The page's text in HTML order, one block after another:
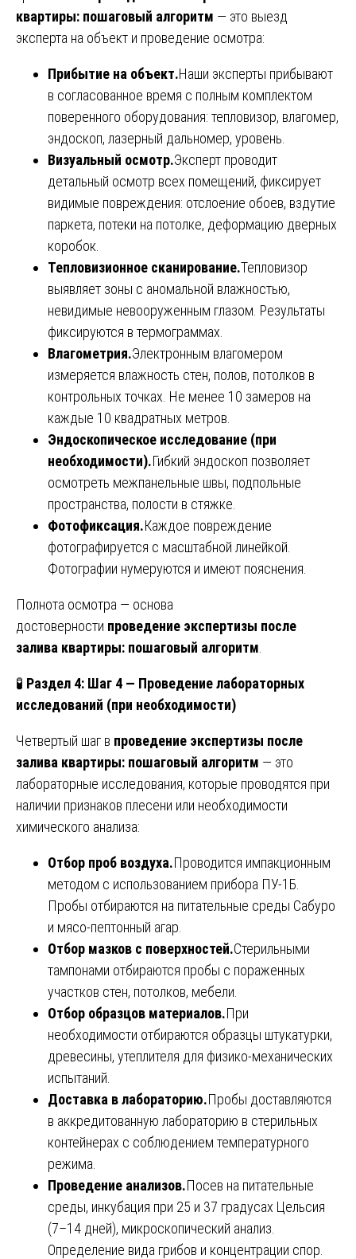
квартиры: пошаговый алгоритм — это выезд
эксперта на объект и проведение осмотра:
Прибытие на объект.Наши эксперты прибывают
в согласованное время с полным комплектом
поверенного оборудования: тепловизор, влагомер,
эндоскоп, лазерный дальномер, уровень.
Визуальный осмотр.Эксперт проводит
детальный осмотр всех помещений, фиксирует
видимые повреждения: отслоение обоев, вздутие
паркета, потеки на потолке, деформацию дверных
коробок.
Тепловизионное сканирование.Тепловизор
выявляет зоны с аномальной влажностью,
невидимые невооруженным глазом. Результаты
фиксируются в термограммах.
Влагометрия.Электронным влагомером
измеряется влажность стен, полов, потолков в
контрольных точках. Не менее 10 замеров на
каждые 10 квадратных метров.
Эндоскопическое исследование (при
необходимости).Гибкий эндоскоп позволяет
осмотреть межпанельные швы, подпольные
пространства, полости в стяжке.
Фотофиксация.Каждое повреждение
фотографируется с масштабной линейкой.
Фотографии нумеруются и имеют пояснения.
Полнота осмотра — основа
достоверности проведение экспертизы после
залива квартиры: пошаговый алгоритм
🧪 Раздел 4: Шаг 4 — Проведение лабораторных
исследований (при необходимости)
Четвертый шаг в проведение экспертизы после
залива квартиры: пошаговый алгоритм — это
лабораторные исследования, которые проводятся при
наличии признаков плесени или необходимости
химического анализа:
Отбор проб воздуха.Проводится импакционным
методом с использованием прибора ПУ-1Б.
Пробы отбираются на питательные среды Сабуро
и мясо-пептонный агар.
Отбор мазков с поверхностей.Стерильными
тампонами отбираются пробы с пораженных
участков стен, потолков, мебели.
Отбор образцов материалов.При
необходимости отбираются образцы штукатурки,
древесины, утеплителя для физико-механических
испытаний.
Доставка в лабораторию.Пробы доставляются
в аккредитованную лабораторию в стерильных
контейнерах с соблюдением температурного
режима.
Проведение анализов.Посев на питательные
среды, инкубация при 25 и 37 градусах Цельсия
(7–14 дней), микроскопический анализ.
Определение вида грибов и концентрации спор.